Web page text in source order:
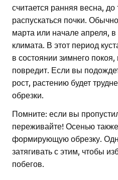
считается ранняя весна, до
распускаться почки.
марта или начале апреля,
климата. В этот период
в состоянии зимнего покоя,
повредит. Если вы
рост, растению будет
обрезки.
Помните: если вы
переживайте! Осенью
формирующую обрезку.
затягивать с этим, чтобы
побегов.